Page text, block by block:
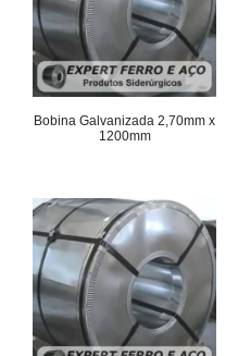
Bobina Galvanizada 2,70mm x
1200mm